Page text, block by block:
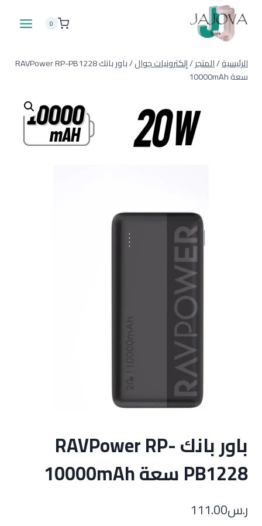
المحتوى
0
الرئيسية/المتجر/إلكترونيات جوال/
باور بانك RAVPower RP-PB1228
سعة 10000mAh
باور بانك RAVPower RP-
PB1228 سعة 10000mAh
ر.س111.00